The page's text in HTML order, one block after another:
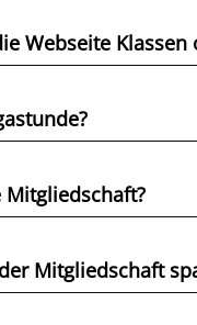
Webseite Klassen
Mitgliedschaft